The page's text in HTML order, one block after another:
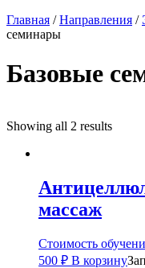
Главная /Направления /
семинары
Базовые
Showing all 2 results
массаж
Стоимость
500 ₽ В корзину